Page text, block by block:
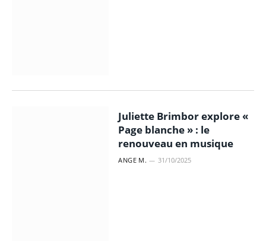
Juliette Brimbor explore «
Page blanche » : le
renouveau en musique
ANGE M. 31/10/2025